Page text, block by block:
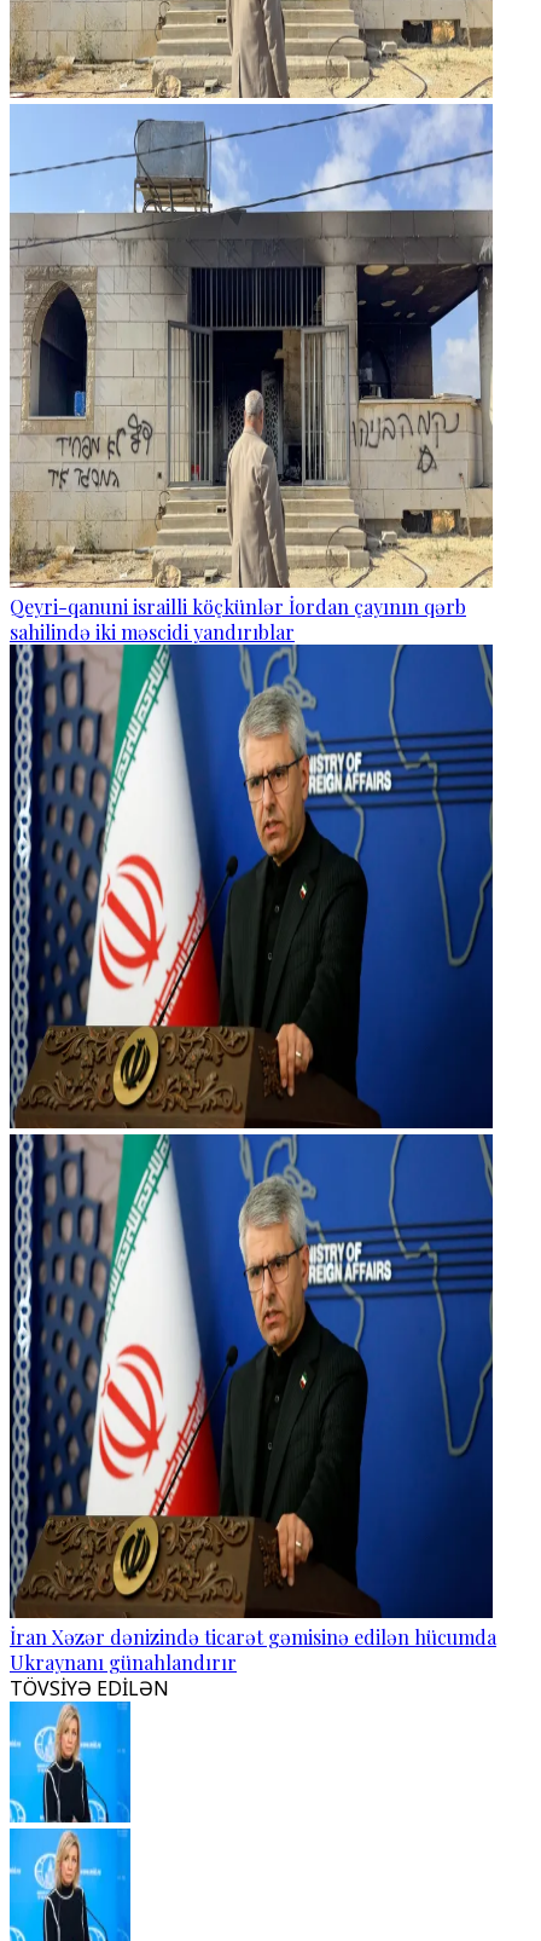
Qeyri-qanuni israilli köçkünlər İordan çayının qərb
sahilində iki məscidi yandırıblar
İran Xəzər dənizində ticarət gəmisinə edilən hücumda
Ukraynanı günahlandırır
TÖVSİYƏ EDİLƏN